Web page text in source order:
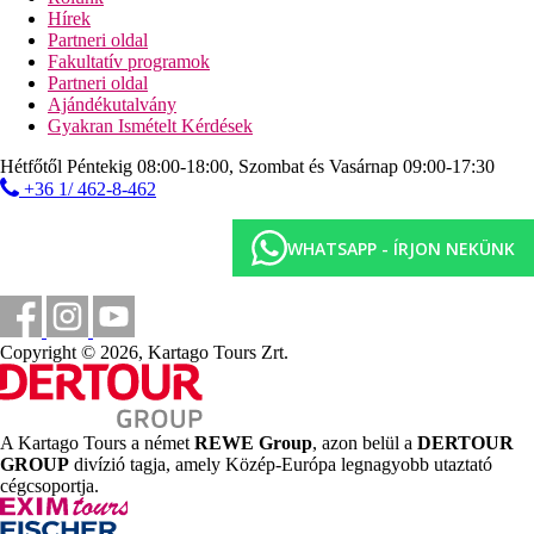
1 km
Városközpont
1 km
Vásárlás
2 km
Golfpálya
Napágyak a strandon térítés ellenében
Napernyők a strandon térítés ellenében
Tengerparti nyaralás
Medencék
Napágyak és napernyők a medencénél ingyenesen
Gyermekmedence
Képgaléria
Hírek
Partneri oldal
Fakultatív programok
Partneri oldal
Ajándékutalvány
Gyakran Ismételt Kérdések
Hétfőtől Péntekig 08:00-18:00, Szombat és Vasárnap 09:00-17:30
+36 1/ 462-8-462
WHATSAPP - ÍRJON NEKÜNK
Copyright © 2026, Kartago Tours Zrt.
A Kartago Tours a német REWE Group, azon belül a DERTOUR
GROUP divízió tagja, amely Közép-Európa legnagyobb utaztató
cégcsoportja.